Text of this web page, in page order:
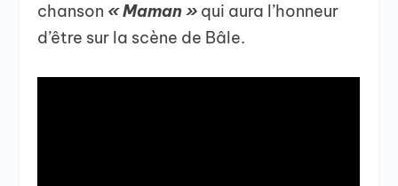
chanson « Maman » qui aura l’honneur
d’être sur la scène de Bâle.